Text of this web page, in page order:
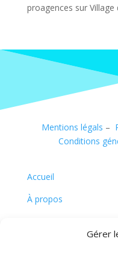
Gérer
proagences sur
Mentions légals –
Conditions
Accueil
À propos